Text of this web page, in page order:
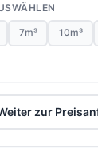
7m³ 10m³
zur